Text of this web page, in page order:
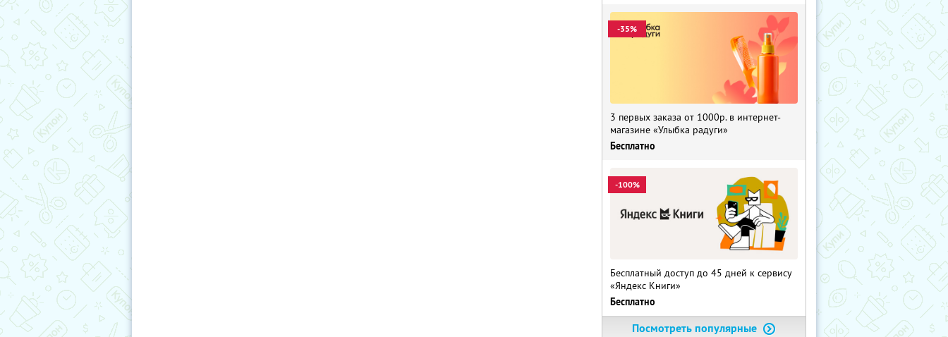
-35%
3 первых заказа от 1000р. в интернет-
магазине «Улыбка радуги»
Бесплатно
-100%
Бесплатный доступ до 45 дней к сервису
«Яндекс Книги»
Бесплатно
Посмотреть популярные